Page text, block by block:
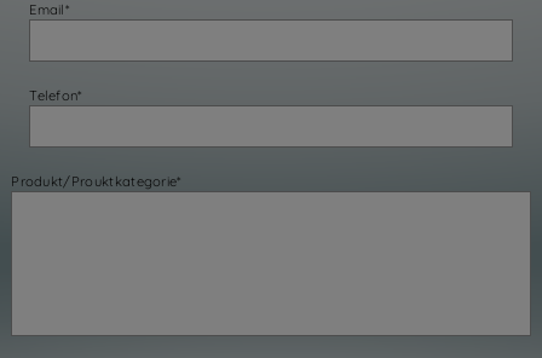
Email*
Telefon*
Produkt/Prouktkategorie*